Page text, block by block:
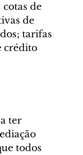
de
de
tarifas
crédito
ter
todos